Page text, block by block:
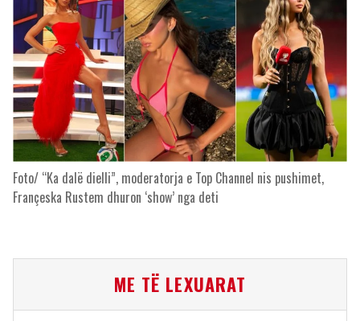
Foto/ “Ka dalë dielli”, moderatorja e Top Channel nis pushimet,
Françeska Rustem dhuron ‘show’ nga deti
ME TË LEXUARAT